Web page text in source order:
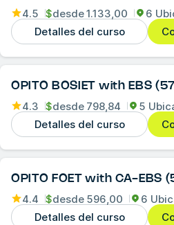
4.5 $desde1.133,00
6
Detalles del curso
OPITO BOSIET with EBS
4.3 $desde 798,84
5
Detalles del curso
OPITO FOET with CA-EBS
4.4 $desde 596,00
6
Detalles del curso